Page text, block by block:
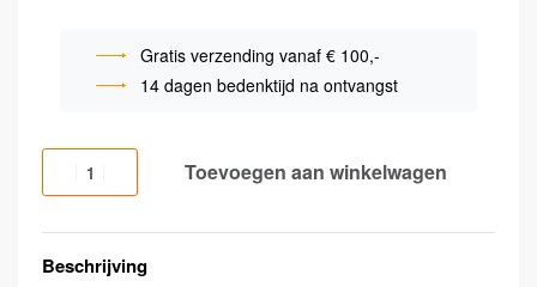
Gratis verzending vanaf € 100,-
14 dagen bedenktijd na ontvangst
Toevoegen aan winkelwagen
Beschrijving